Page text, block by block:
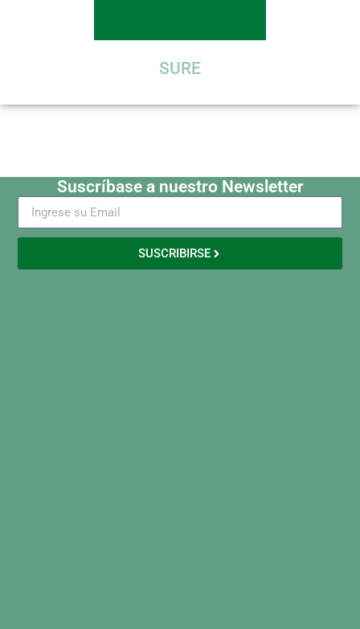
SURE
Suscríbase a nuestro Newsletter
SUSCRIBIRSE